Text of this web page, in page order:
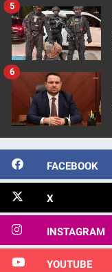
5
6
FACEBOOK
X
INSTAGRAM
YOUTUBE